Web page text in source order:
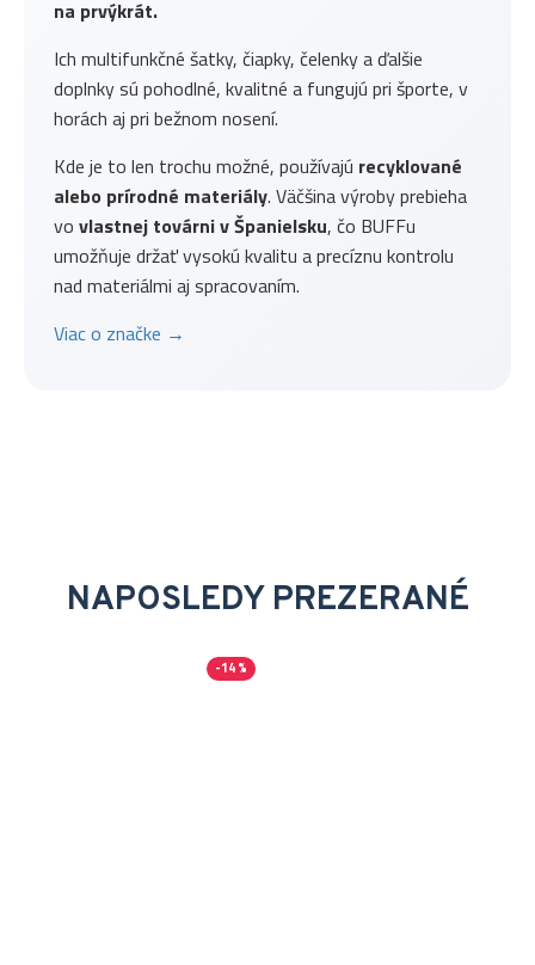
na prvýkrát.
Ich multifunkčné šatky, čiapky, čelenky a ďalšie
doplnky sú pohodlné, kvalitné a fungujú pri športe, v
horách aj pri bežnom nosení.
Kde je to len trochu možné, používajú recyklované
alebo prírodné materiály. Väčšina výroby prebieha
vo vlastnej továrni v Španielsku, čo BUFFu
umožňuje držať vysokú kvalitu a precíznu kontrolu
nad materiálmi aj spracovaním.
Viac o značke →
NAPOSLEDY PREZERANÉ
-14 %